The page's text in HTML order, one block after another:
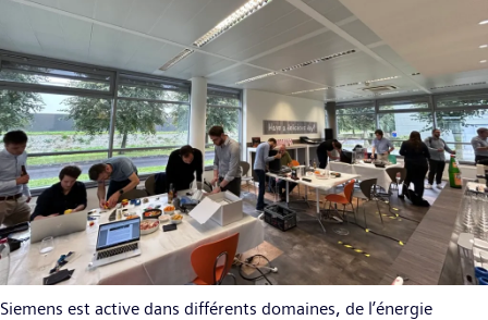
Siemens est active dans différents domaines, de l’énergie